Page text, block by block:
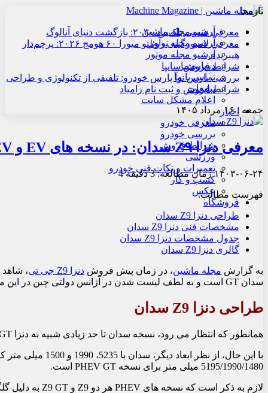
آرشیو مجله ماشین
آرشیو مجله نوآور
آرشیو مجله موتور
درباره ما
تماس با ما
تبلیغات
اعلام مشکل سایت
اخبار
معرفی خودرو
بررسی خودرو
شرایط فروش
ورزشی
تعمیرات و نکات فنی خودرو
کسب و کار
عکس
فروشگاه
تازه‌ها
معرفی هنسی بلک‌برد ۲۰۳۰: بازگشت دنیای آنالوگ
معرفی لامبورگینی روئلتو میورا ۶۰ هومج ۲۰۲۶: پرچم‌دار
هیبریدی
شرایط فروش سایپا
بررسی پارس نوآ پارس خودرو: تلفیقی از تکنولوژی و طراحی
شرایط فروش و ثبت نام زامیاد
جمعه , ۱۶ مرداد ۱۴۰۵
معرفی دنزا Z۹ سدان: در نسخه های EV و PHEV
۱۴۰۳-۰۶-۲۴زمان مطالعه: 3 دقیقه 4
فهرست مطالب:
طراحی دنزا Z9 سدان
مشخصات فنی دنزا Z9 سدان
جدول مشخصات دنزا Z9 سدان
گالری دنزا Z9 سدان
به گزارش مجله ماشین، در زمان پیش فروش دنزا Z9 جی تی
سدان GT است و به لطف لیست شدن در آژانس دولتی چین در این ماه، اکنون اطلاعات بسیار بیشتری در مورد آن داریم.
طراحی دنزا Z9 سدان
همانطور که انتظار می رود، نسخه سدان تا حد زیادی شبیه به دنزا Z9 GT است. فاصله بین دو محور دقیقاً در 3125 میلی متر یکسان است.
با این حال، از نظر
5195/1990/1480 میلی متر برای نسخه PHEV GT است.
لازم به ذکر است که نسخه های PHEV هر دو Z9 و Z9 GT به دلیل گلگیرهای بزرگتر، بزرگتر از نسخه های EV هستند.